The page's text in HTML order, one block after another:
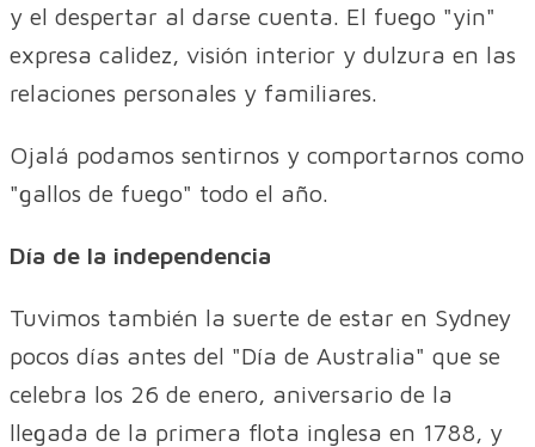
y el despertar al darse cuenta. El fuego "yin"
expresa calidez, visión interior y dulzura en las
relaciones personales y familiares.
Ojalá podamos sentirnos y comportarnos como
"gallos de fuego" todo el año.
Día de la independencia
Tuvimos también la suerte de estar en Sydney
pocos días antes del "Día de Australia" que se
celebra los 26 de enero, aniversario de la
llegada de la primera flota inglesa en 1788, y